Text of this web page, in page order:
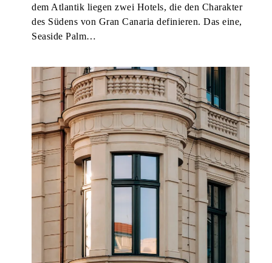
dem Atlantik liegen zwei Hotels, die den Charakter
des Südens von Gran Canaria definieren. Das eine,
Seaside Palm…